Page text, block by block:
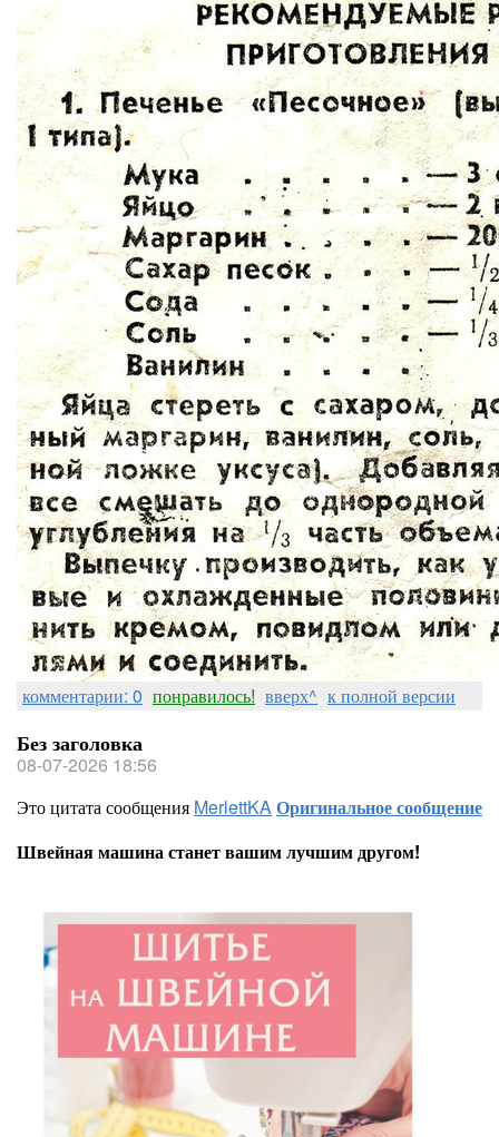
комментарии: 0 понравилось! вверх^ к полной версии
Без заголовка
08-07-2026 18:56
Это цитата сообщения MerlettKAОригинальное сообщение
Швейная машина станет вашим лучшим другом!